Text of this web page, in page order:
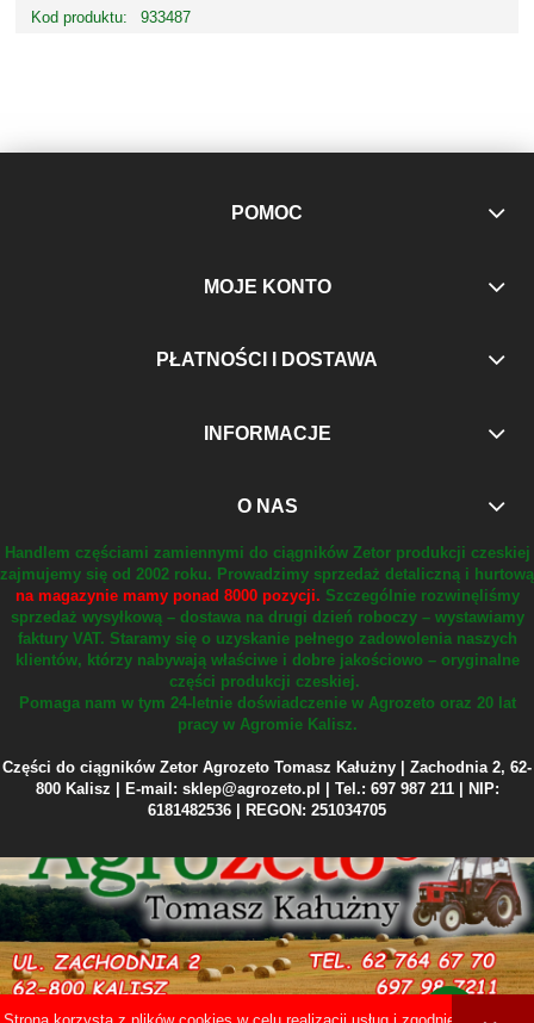
Kod produktu:
933487
POMOC
MOJE KONTO
PŁATNOŚCI I DOSTAWA
INFORMACJE
O NAS
Handlem częściami zamiennymi do ciągników Zetor produkcji czeskiej
zajmujemy się od 2002 roku. Prowadzimy sprzedaż detaliczną i hurtową
na magazynie mamy ponad 8000 pozycji. Szczególnie rozwinęliśmy
sprzedaż wysyłkową – dostawa na drugi dzień roboczy – wystawiamy
faktury VAT. Staramy się o uzyskanie pełnego zadowolenia naszych
klientów, którzy nabywają właściwe i dobre jakościowo – oryginalne
części produkcji czeskiej.
Pomaga nam w tym 24-letnie doświadczenie w Agrozeto oraz 20 lat
pracy w Agromie Kalisz.
Części do ciągników Zetor Agrozeto Tomasz Kałużny | Zachodnia 2, 62-
800 Kalisz | E-mail: sklep@agrozeto.pl | Tel.: 697 987 211 | NIP:
6181482536 | REGON: 251034705